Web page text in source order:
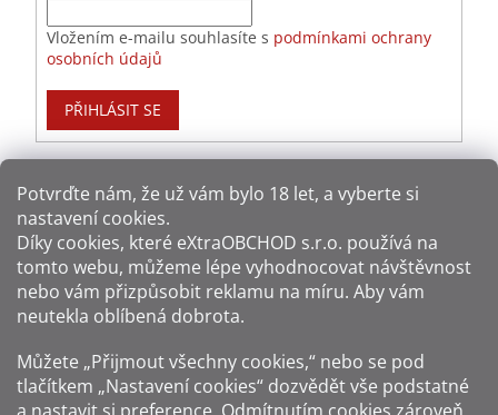
Potvrďte nám​​, že už vám bylo 18 let, a vyberte si
nastavení cookies.
Díky cookies, které eXtraOBCHOD s.r.o. používá na
tomto webu, můžeme lépe vyhodnocovat návštěvnost
nebo vám přizpůsobit reklamu na míru. Aby vám
neutekla oblíbená dobrota.
Můžete „Přijmout všechny cookies,“ nebo se pod
tlačítkem „Nastavení cookies“ dozvědět vše podstatné
Vložením e-mailu souhlasíte s podmínkami ochrany
osobních údajů
PŘIHLÁSIT SE
Způsoby dopravy: